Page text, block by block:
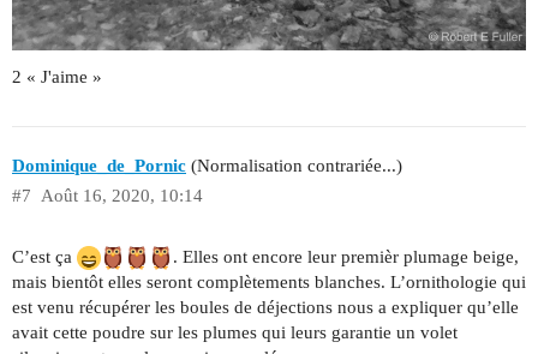
2 « J'aime »
Dominique_de_Pornic (Normalisation contrariée...)
Août 16, 2020, 10:14
#7
C’est ça
. Elles ont encore leur premièr plumage beige,
mais bientôt elles seront complètements blanches. L’ornithologie qui
est venu récupérer les boules de déjections nous a expliquer qu’elle
avait cette poudre sur les plumes qui leurs garantie un volet